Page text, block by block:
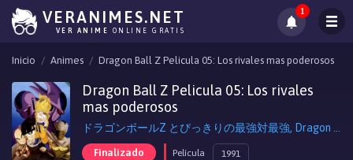
VERANIMES.NET
VER ANIME ONLINE GRATIS
1
Inicio Animes Dragon Ball Z Pelicula 05: Los rivales mas poderosos
Dragon Ball Z Pelicula 05: Los rivales
mas poderosos
Finalizado Película 1991